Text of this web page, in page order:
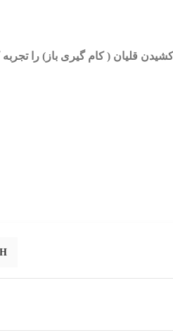
قلیان ( کام گیری باز) را تجربه